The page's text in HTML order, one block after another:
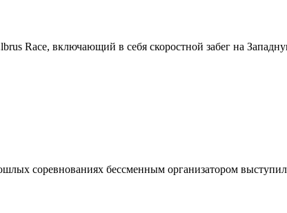
Race, включающий в себя скоростной забег на
соревнованиях бессменным организатором